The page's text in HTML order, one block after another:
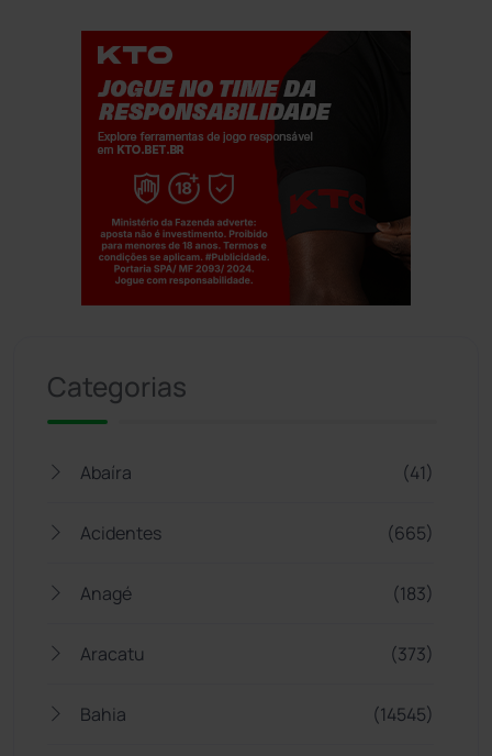
Categorias
Abaíra (41)
Acidentes (665)
Anagé (183)
Aracatu (373)
Bahia (14545)